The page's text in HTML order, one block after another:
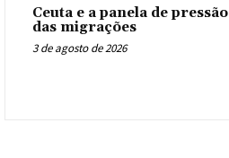
Ceuta e a panela de pressão
das migrações
3 de agosto de 2026